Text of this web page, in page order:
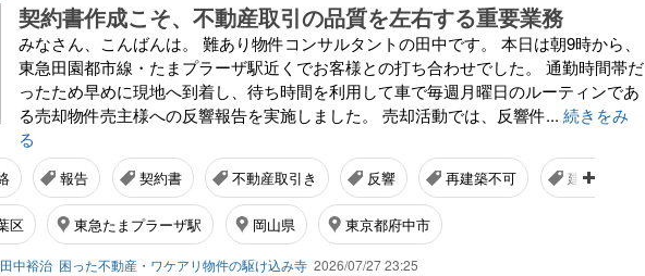
契約書作成こそ、不動産取引の品質を左右する重要業務
みなさん、こんばんは。 難あり物件コンサルタントの田中です。 本日は朝9時から、
東急田園都市線・たまプラーザ駅近くでお客様との打ち合わせでした。 通勤時間帯だ
ったため早めに現地へ到着し、待ち時間を利用して車で毎週月曜日のルーティンであ
る売却物件売主様への反響報告を実施しました。 売却活動では、反響件... 続きをみ
る
報告 契約書 不動産取引き 反響 再建築不可 建替え
区 東急たまプラーザ駅 岡山県 東京都府中市
中裕治 困った不動産・ワケアリ物件の駆け込み寺 2026/07/27 23:25